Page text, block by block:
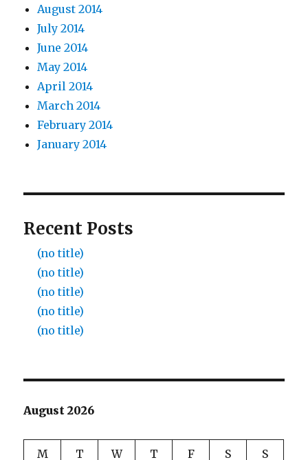
August 2014
July 2014
June 2014
May 2014
April 2014
March 2014
February 2014
January 2014
Recent Posts
(no title)
(no title)
(no title)
(no title)
(no title)
August 2026
M T W T F S S